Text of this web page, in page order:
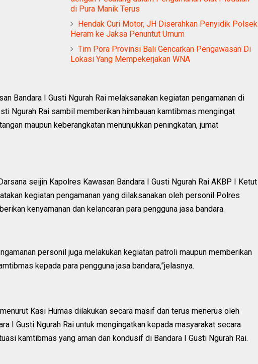
di Pura Manik Terus
Hendak Curi Motor, JH Diserahkan Penyidik Polsek
Heram ke Jaksa Penuntut Umum
Tim Pora Provinsi Bali Gencarkan Pengawasan Di
Lokasi Yang Mempekerjakan WNA
Bandara I Gusti Ngurah Rai melaksanakan kegiatan pengamanan di
Ngurah Rai sambil memberikan himbauan kamtibmas mengingat
maupun keberangkatan menunjukkan peningkatan, jumat
seijin Kapolres Kawasan Bandara I Gusti Ngurah Rai AKBP I Ketut
kegiatan pengamanan yang dilaksanakan oleh personil Polres
kenyamanan dan kelancaran para pengguna jasa bandara.
personil juga melakukan kegiatan patroli maupun memberikan
kepada para pengguna jasa bandara,”jelasnya.
Kasi Humas dilakukan secara masif dan terus menerus oleh
I Gusti Ngurah Rai untuk mengingatkan kepada masyarakat secara
kamtibmas yang aman dan kondusif di Bandara I Gusti Ngurah Rai.